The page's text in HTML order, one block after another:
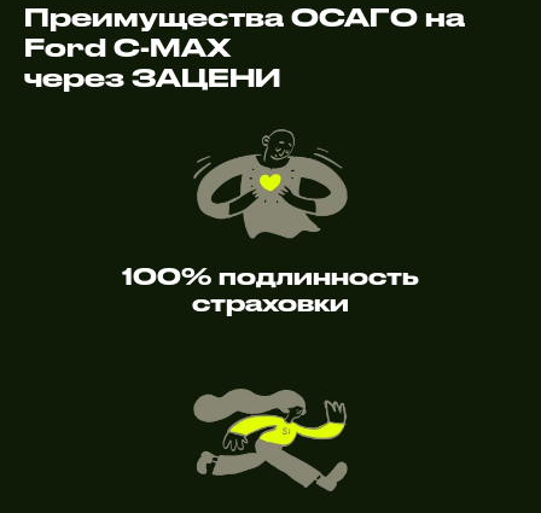
Преимущества ОСАГО на
Ford C-MAX
через ЗАЦЕНИ
100% подлинность
страховки